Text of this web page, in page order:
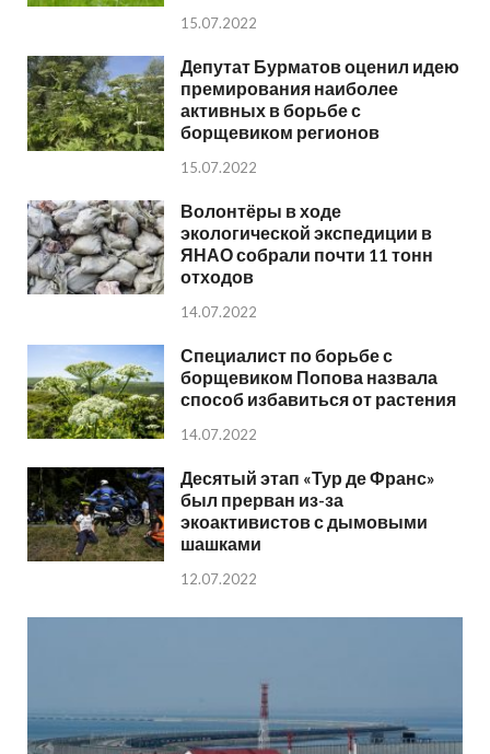
15.07.2022
Депутат Бурматов оценил идею
премирования наиболее
активных в борьбе с
борщевиком регионов
15.07.2022
Волонтёры в ходе
экологической экспедиции в
ЯНАО собрали почти 11 тонн
отходов
14.07.2022
Специалист по борьбе с
борщевиком Попова назвала
способ избавиться от растения
14.07.2022
Десятый этап «Тур де Франс»
был прерван из-за
экоактивистов с дымовыми
шашками
12.07.2022